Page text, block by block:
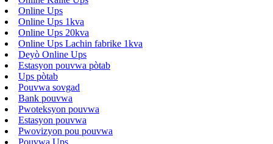
Online Ups
Online Ups 1kva
Online Ups 20kva
Online Ups Lachin fabrike 1kva
Deyò Online Ups
Estasyon pouvwa pòtab
Ups pòtab
Pouvwa sovgad
Bank pouvwa
Pwoteksyon pouvwa
Estasyon pouvwa
Pwovizyon pou pouvwa
Pouvwa Ups